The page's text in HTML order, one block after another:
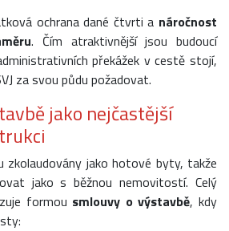
ochrana dané čtvrti a náročnost
. Čím atraktivnější jsou budoucí
překážek v cestě stojí,
za svou půdu požadovat.
jako nejčastější
zkolaudovány jako hotové byty, takže
jako s běžnou nemovitostí. Celý
formou smlouvy o výstavbě, kdy